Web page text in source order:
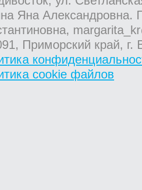
Яна Александровна.
Приморский край,
cookie файлов